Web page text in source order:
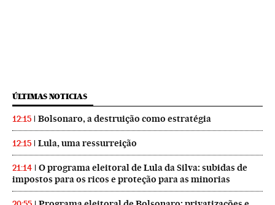
ÚLTIMAS NOTICIAS
12:15 Bolsonaro, a destruição como estratégia
12:15 Lula, uma ressurreição
21:14
O programa eleitoral de Lula da Silva: subidas de
impostos para os ricos e proteção para as minorias